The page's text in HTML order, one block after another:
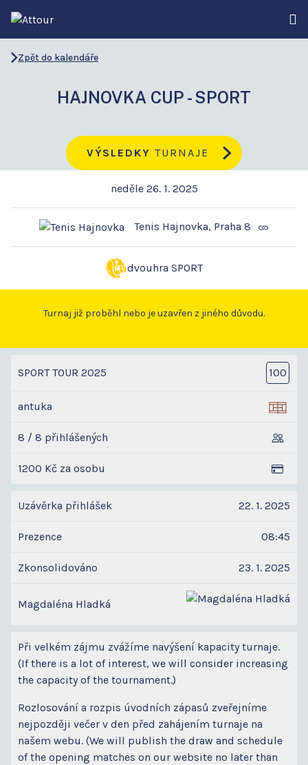
Zpět do kalendáře
HAJNOVKA CUP - SPORT
VÝSLEDKY TURNAJE
neděle 26. 1. 2025
Tenis Hajnovka, Praha 8
dvouhra SPORT
Turnaj již proběhl nebo je uzavřen z jiného důvodu.
SPORT TOUR 2025 100
antuka
8 / 8 přihlášených
1200 Kč za osobu
Uzávěrka přihlášek 22. 1. 2025
Prezence 08:45
Zkonsolidováno 23. 1. 2025
Magdaléna Hladká
Při velkém zájmu zvážíme navýšení kapacity turnaje.
(If there is a lot of interest, we will consider increasing
the capacity of the tournament.)
Rozlosování a rozpis úvodních zápasů zveřejníme
nejpozději večer v den před zahájením turnaje na
našem webu. (We will publish the draw and schedule
of the opening matches on our website no later than